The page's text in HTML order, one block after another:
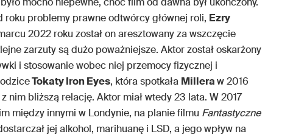
problemy prawne odtwórcy głównej roli, Ezry
2022 roku został on aresztowany za wszczęcie
zarzuty są dużo poważniejsze. Aktor został oskarżony
i stosowanie wobec niej przemocy fizycznej i
Tokaty Iron Eyes, która spotkała Milleraw 2016
nim bliższą relację. Aktor miał wtedy 23 lata. W 2017
między innymi w Londynie, na planie filmu Fantastyczne
jej alkohol, marihuanę i LSD, a jego wpływ na